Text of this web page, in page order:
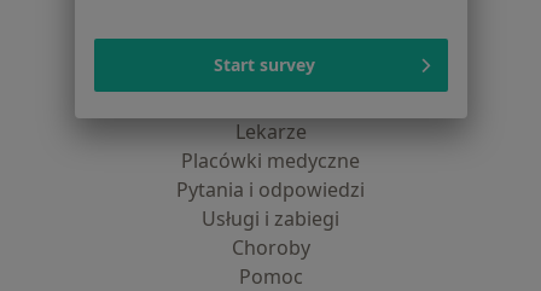
Kontakt
Dla pacjentów
Lekarze
Placówki medyczne
Pytania i odpowiedzi
Usługi i zabiegi
Choroby
Pomoc
Start survey